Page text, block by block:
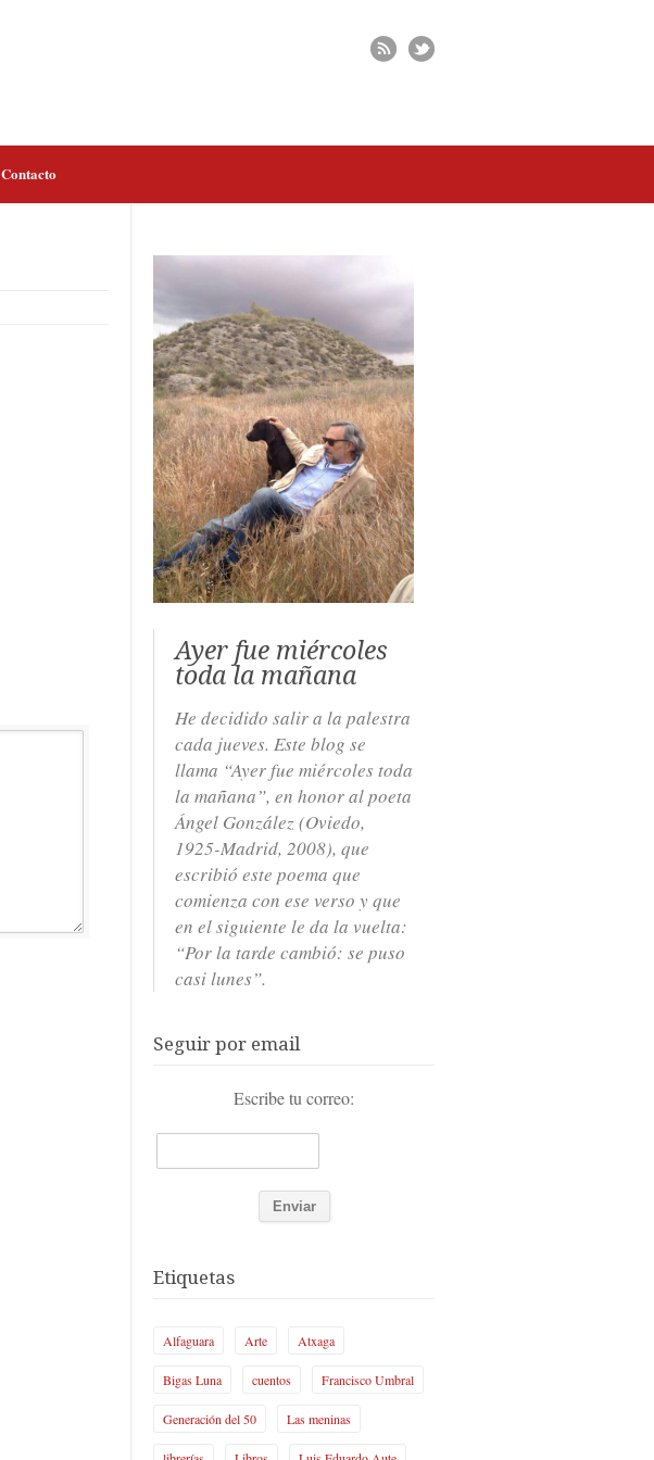
Contacto
Ayer fue miércoles
toda la mañana
He decidido salir a la palestra
cada jueves. Este blog se
llama “Ayer fue miércoles toda
la mañana”, en honor al poeta
Ángel González (Oviedo,
1925-Madrid, 2008), que
escribió este poema que
comienza con ese verso y que
en el siguiente le da la vuelta:
“Por la tarde cambió: se puso
casi lunes”.
Seguir por email
Escribe tu correo:
Etiquetas
Alfaguara Arte Atxaga
Bigas Luna cuentos Francisco Umbral
Generación del 50 Las meninas